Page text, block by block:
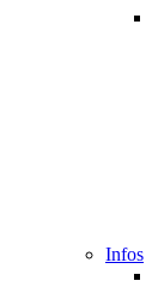
Infos